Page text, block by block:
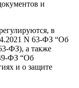
и
в
N 63-ФЗ “Об
ФЗ), а также
ФЗ “Об
и о защите